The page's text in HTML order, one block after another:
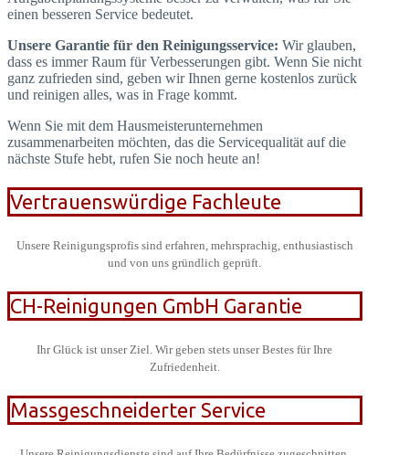
einen besseren Service bedeutet.
Unsere Garantie für den Reinigungsservice: Wir glauben,
dass es immer Raum für Verbesserungen gibt. Wenn Sie nicht
ganz zufrieden sind, geben wir Ihnen gerne kostenlos zurück
und reinigen alles, was in Frage kommt.
Wenn Sie mit dem Hausmeisterunternehmen
zusammenarbeiten möchten, das die Servicequalität auf die
nächste Stufe hebt, rufen Sie noch heute an!
Vertrauenswürdige Fachleute
Unsere Reinigungsprofis sind erfahren, mehrsprachig, enthusiastisch
und von uns gründlich geprüft.
CH-Reinigungen GmbH Garantie
Ihr Glück ist unser Ziel. Wir geben stets unser Bestes für Ihre
Zufriedenheit.
Massgeschneiderter Service